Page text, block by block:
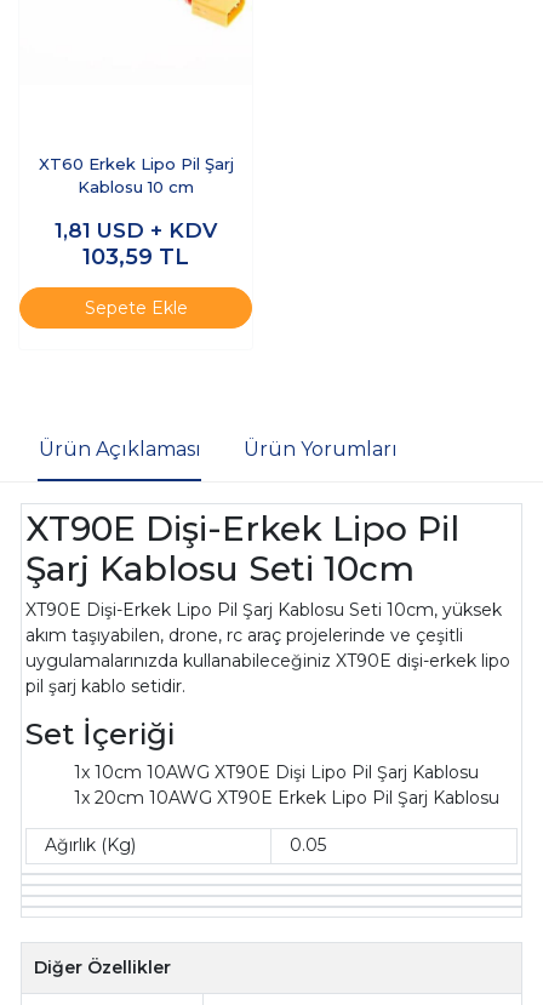
XT60 Erkek Lipo Pil Şarj
Kablosu 10 cm
1,81 USD + KDV
103,59 TL
Sepete Ekle
Ürün Açıklaması Ürün Yorumları
XT90E Dişi-Erkek Lipo Pil
Şarj Kablosu Seti 10cm
XT90E Dişi-Erkek Lipo Pil Şarj Kablosu Seti 10cm,yüksek
akım taşıyabilen, drone, rc araç projelerinde ve çeşitli
uygulamalarınızda kullanabileceğiniz XT90E dişi-erkek lipo
pil şarj kablo setidir.
Set İçeriği
1x 10cm 10AWG XT90E Dişi Lipo Pil Şarj Kablosu
1x 20cm 10AWG XT90E Erkek Lipo Pil Şarj Kablosu
Ağırlık (Kg) 0.05
Diğer Özellikler